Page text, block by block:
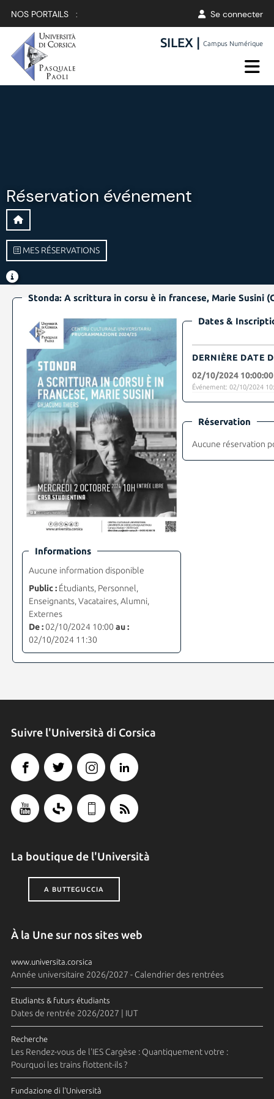
NOS PORTAILS : Se connecter
SILEX |Campus Numérique
Réservation événement
MES RÉSERVATIONS
Stonda: A scrittura in corsu è in francese, Marie Susini
Informations
Aucune information disponible
Public :Étudiants, Personnel,
Enseignants, Vacataires, Alumni,
Externes
De :02/10/2024 10:00 au :
02/10/2024 11:30
Dates &
DERNIÈRE DATE
02/10/2024 10:00:00
Événement: 02/10/2024
Réservation
Aucune réservation
Suivre l'Università di Corsica
La boutique de l'Università
A BUTTEGUCCIA
À la Une sur nos sites web
www.universita.corsica
Année universitaire 2026/2027 - Calendrier des rentrées
Etudiants & futurs étudiants
Dates de rentrée 2026/2027 | IUT
Recherche
Les Rendez-vous de l'IES Cargèse : Quantiquement votre :
Pourquoi les trains flottent-ils ?
Fundazione di l'Università